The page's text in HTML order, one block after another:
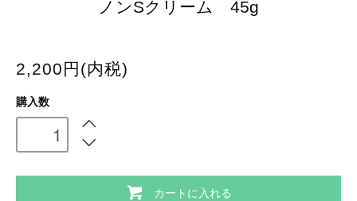
ノンSクリーム 45g
2,200円(内税)
購入数
カートに入れる